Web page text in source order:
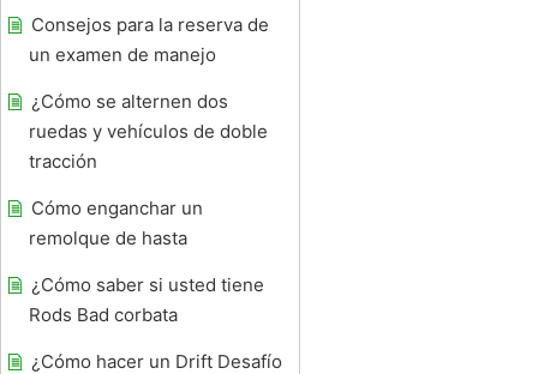
Consejos para la reserva de
un examen de manejo
¿Cómo se alternen dos
ruedas y vehículos de doble
tracción
Cómo enganchar un
remolque de hasta
¿Cómo saber si usted tiene
Rods Bad corbata
¿Cómo hacer un Drift Desafío